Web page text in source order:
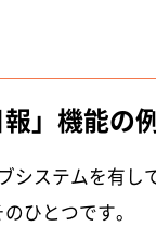
」機能の
システムを有し
ひとつです。